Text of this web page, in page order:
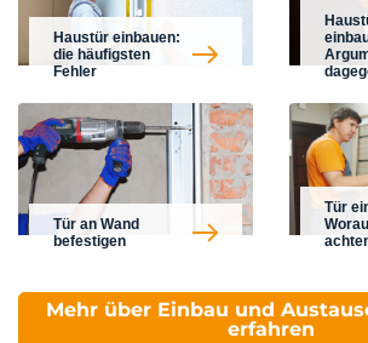
Haustür einbauen:
die häufigsten
Fehler
Tür an Wand
befestigen
Tür
Mehr über Einbau und
erfahren